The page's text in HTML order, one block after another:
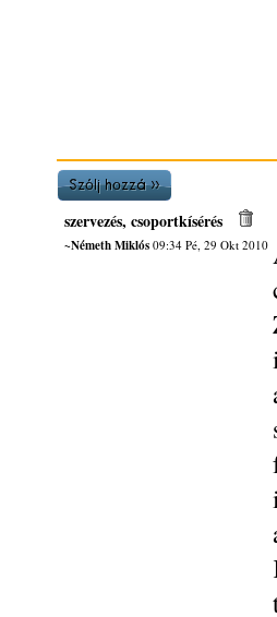
szervezés, csoportkísérés
~Németh Miklós09:34 Pé, 29 Okt 2010